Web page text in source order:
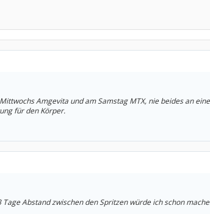
Amgevita und am Samstag MTX, nie beides an
für den Körper.
Abstand zwischen den Spritzen würde ich schon